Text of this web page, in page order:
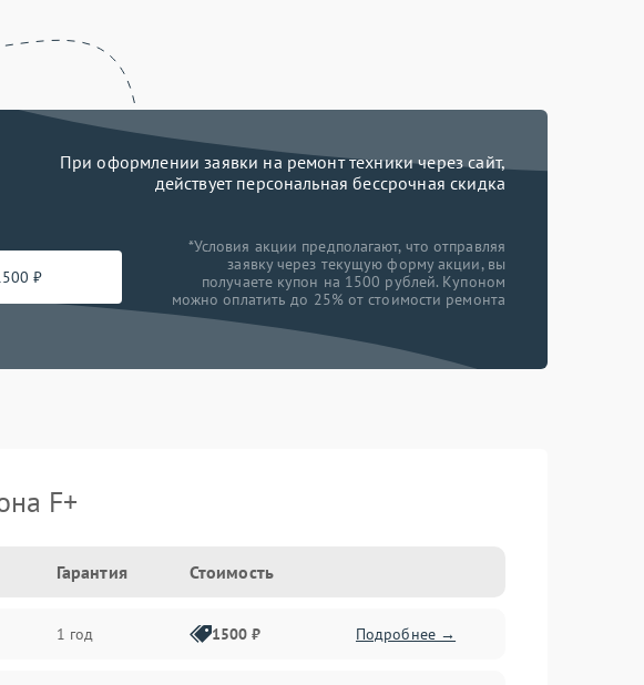
При оформлении заявки на ремонт техники через сайт,
действует персональная бессрочная скидка
₽
*Условия акции предполагают, что отправляя
заявку через текущую форму акции, вы
получаете купон на 1500 рублей. Купоном
можно оплатить до 25% от стоимости ремонта
F+
Гарантия Стоимость
1 год 1500 ₽ Подробнее →